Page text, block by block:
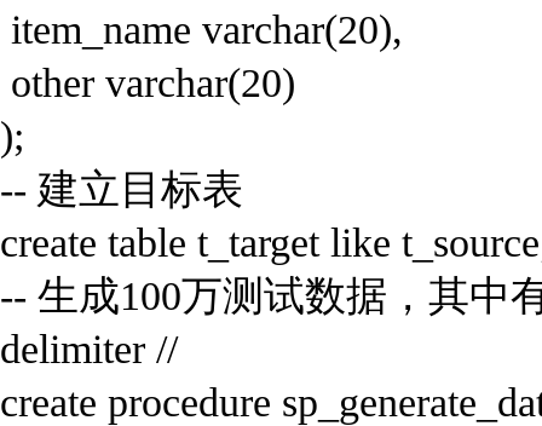
item_name varchar(20),
other varchar(20)
);
-- 建立目标表
create table t_target like
-- 生成100万测试数据，其中
delimiter //
create procedure